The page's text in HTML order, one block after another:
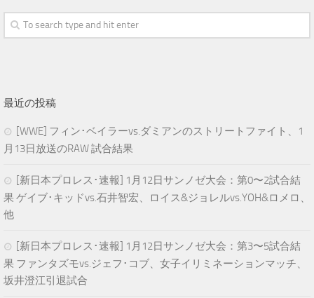
最近の投稿
[WWE] フィン･ベイラーvs.ダミアンのストリートファイト、1
月13日放送のRAW 試合結果
[新日本プロレス･速報] 1月12日サンノゼ大会：第0〜2試合結
果 ゲイブ･キッドvs.石井智宏、ロイス&ジョレルvs.YOH&ロメロ、
他
[新日本プロレス･速報] 1月12日サンノゼ大会：第3〜5試合結
果 ファンタズモvs.ジェフ･コブ、女子イリミネーションマッチ、
坂井澄江引退試合